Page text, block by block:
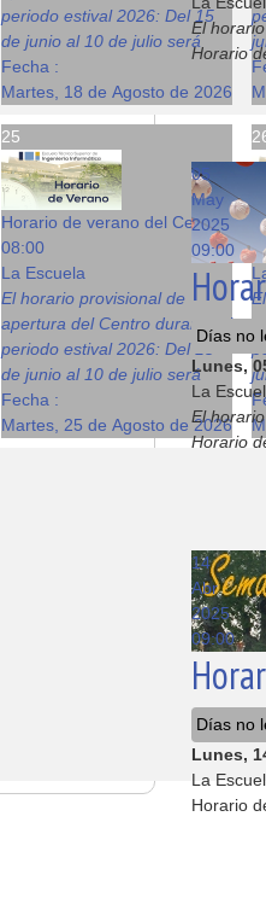
periodo estival 2026: Del 15
de junio al 10 de julio será
Fecha :
Martes, 18 de Agosto de 2026
25
Horario de verano del Centro
08:00
La Escuela
El horario provisional de
apertura del Centro durante el
periodo estival 2026: Del 15
de junio al 10 de julio será
Fecha :
Martes, 25 de Agosto de 2026
El
Horario
05
May
2025
09:00
Días no
Lunes,
La
El
Horario
14
Abr
2025
09:00
Días no
Lunes,
La
Horario